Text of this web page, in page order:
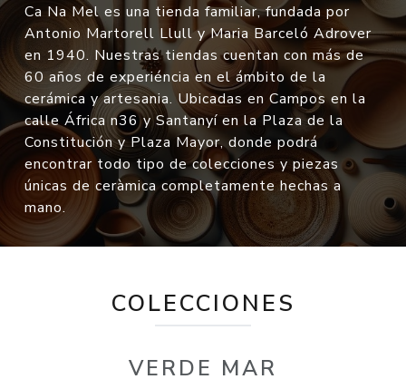
Ca Na Mel es una tienda familiar, fundada por
Antonio Martorell Llull y Maria Barceló Adrover
en 1940. Nuestras tiendas cuentan con más de
60 años de experiéncia en el ámbito de la
cerámica y artesania. Ubicadas en Campos en la
calle África n36 y Santanyí en la Plaza de la
Constitución y Plaza Mayor, donde podrá
encontrar todo tipo de colecciones y piezas
únicas de ceràmica completamente hechas a
mano.
COLECCIONES
VERDE MAR